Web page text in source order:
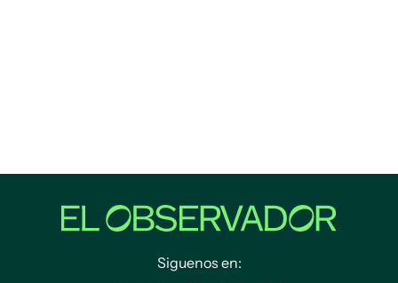
Siguenos en: